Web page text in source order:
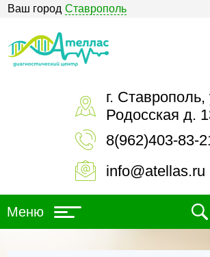
Ваш город Ставрополь
г. Ставрополь,
Родосская д.
8(962)403-83-
info@atellas.ru
Меню